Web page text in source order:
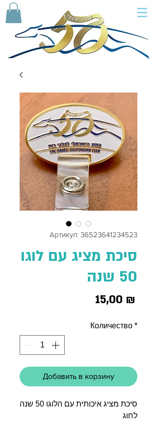
Артикул: 36523641234523
סיכת מציג עם לוגו
50 שנה
15,00 ₪
Количество *
Добавить в корзину
סיכת מציג איכותית עם הלוגו 50 שנה
לחוג